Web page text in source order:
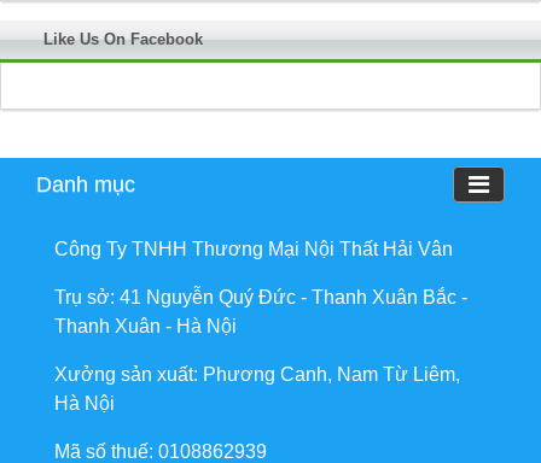
Like Us On Facebook
Danh mục
Công Ty TNHH Thương Mại Nội Thất Hải Vân
Trụ sở: 41 Nguyễn Quý Đức - Thanh Xuân Bắc -
Thanh Xuân - Hà Nội
Xưởng sản xuất: Phương Canh, Nam Từ Liêm,
Hà Nội
Mã số thuế: 0108862939